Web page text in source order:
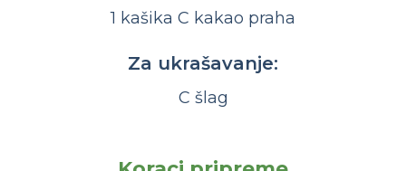
1 kašika C kakao praha
Za ukrašavanje:
C šlag